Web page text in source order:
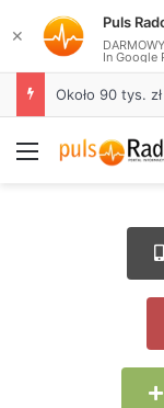
Menu
✕
Puls
DARMOWY
In Google